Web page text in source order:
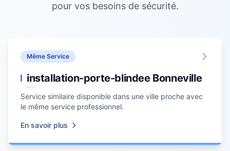
pour vos besoins de sécurité.
Même Service
installation-porte-blindee Bonneville
Service similaire disponible dans une ville proche avec
le même service professionnel.
En savoir plus